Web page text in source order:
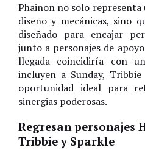
Phainon no solo representa
diseño y mecánicas, sino
diseñado para encajar
junto a personajes de
llegada coincidiría con
incluyen a Sunday,
oportunidad ideal para
sinergias poderosas.
Regresan personajes
Tribbie y Sparkle